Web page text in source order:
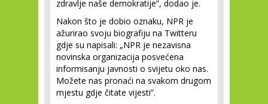
zdravlje naše demokratije”, dodao je.
Nakon što je dobio oznaku, NPR je
ažurirao svoju biografiju na Twitteru
gdje su napisali: „NPR je nezavisna
novinska organizacija posvećena
informisanju javnosti o svijetu oko nas.
Možete nas pronaći na svakom drugom
mjestu gdje čitate vijesti”.